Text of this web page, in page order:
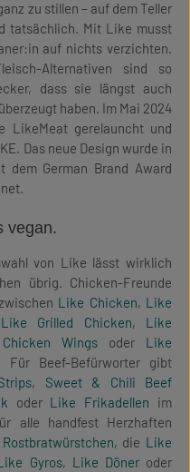
zu stillen – auf dem Teller
tatsächlich. Mit Like musst
auf nichts verzichten.
Alternativen sind so
dass sie längst auch
haben. Im Mai 2024
LikeMeat gerelauncht und
Das neue Design wurde in
dem German Brand Award
vegan.
von Like lässt wirklich
übrig. Chicken-Freunde
Like Chicken, Like
Like Grilled Chicken, Like
Wings oder Like
Für Beef-Befürworter gibt
, Sweet & Chili Beef
oder Like Frikadellen im
alle handfest Herzhaften
, die Like
Gyros, Like Döneroder